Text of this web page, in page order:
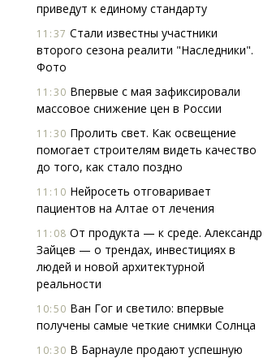
приведут к единому стандарту
11:37 Стали известны участники
второго сезона реалити "Наследники".
Фото
11:30 Впервые с мая зафиксировали
массовое снижение цен в России
11:30 Пролить свет. Как освещение
помогает строи­телям видеть качество
до того, как стало поздно
11:10 Нейросеть отговаривает
пациентов на Алтае от лечения
11:08 От продукта — к среде. Александр
Зайцев — о трендах, инвестициях в
людей и новой архитектурной
реальности
10:50 Ван Гог и светило: впервые
получены самые четкие снимки Солнца
10:30 В Барнауле продают успешную